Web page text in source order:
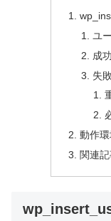
ユ
成
失
動作
関連